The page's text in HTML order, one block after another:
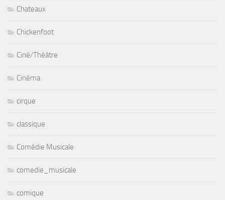
Chateaux
Chickenfoot
Ciné/Théâtre
Cinéma
cirque
classique
Comédie Musicale
comedie_musicale
comique